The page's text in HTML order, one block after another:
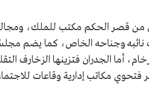
من قصر الحكم مكتب للملك،
فتحوي مكاتب إدارية وقاعات